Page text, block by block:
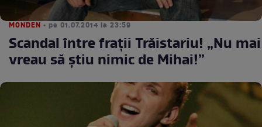
MONDEN • pe 01.07.2014 la 23:59
Scandal între fraţii Trăistariu! „Nu mai
vreau să ştiu nimic de Mihai!”